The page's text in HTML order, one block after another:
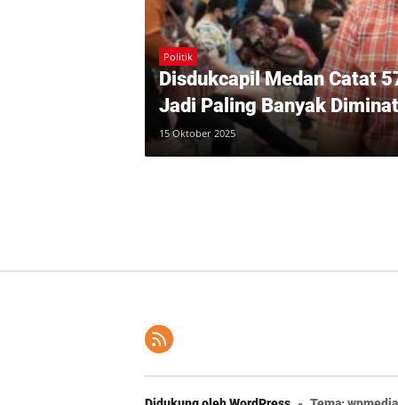
Politik
Disdukcapil Medan Catat
Jadi Paling Banyak
15 Oktober 2025